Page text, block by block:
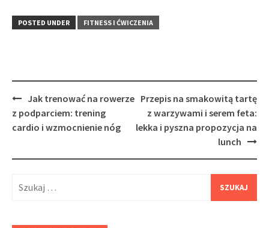
POSTED UNDER FITNESS I ĆWICZENIA
Post
navigation
Jak trenować na rowerze
z podparciem: trening
cardio i wzmocnienie nóg
Przepis na smakowitą tartę
z warzywami i serem feta:
lekka i pyszna propozycja na
lunch